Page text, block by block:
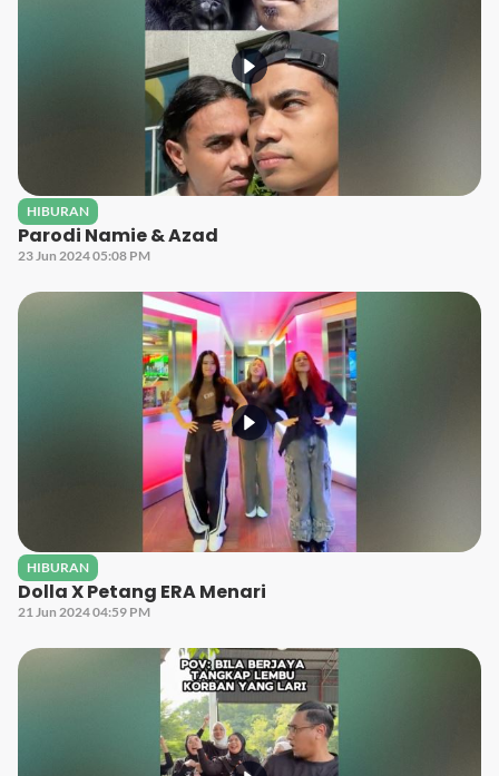
HIBURAN
Parodi Namie & Azad
23 Jun 2024 05:08 PM
HIBURAN
Dolla X Petang ERA Menari
21 Jun 2024 04:59 PM